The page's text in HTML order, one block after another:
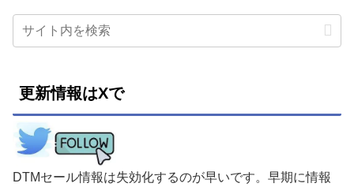
更新情報はXで
DTMセール情報は失効化するのが早いです。早期に情報